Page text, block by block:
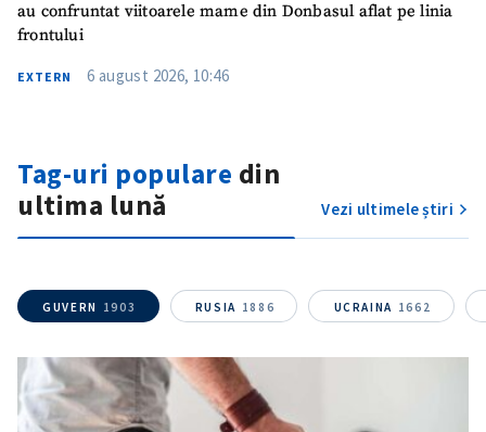
SUSȚINE
au confruntat viitoarele mame din Donbasul aflat pe linia
frontului
EXTERN 6 august 2026, 10:46
Tag-uri populare din
ultima lună
Vezi ultimele știri
GUVERN 1903 RUSIA 1886 UCRAINA 1662